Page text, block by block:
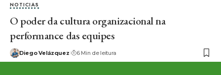
NOTICIAS
O poder da cultura organizacional na
performance das equipes
Diego Velázquez 6 Min de leitura